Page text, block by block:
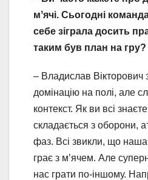
мʼячі. Сьогодні
себе зіграла досить
таким був план на гру?
– Владислав Вікторович
домінацію на полі, але
контекст. Як ви всі
складається з оборони,
фаз. Всі звикли, що
грає з м’ячем. Але
нас грати по-іншому.